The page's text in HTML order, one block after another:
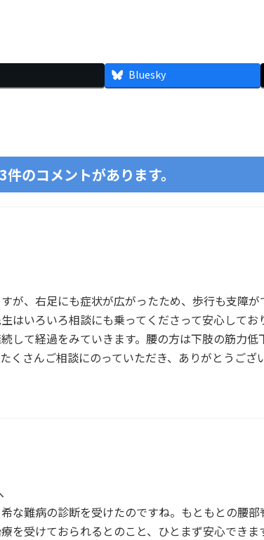
Bluesky
のコメントがあります。
が、右足にも症状が広がったため、歩行も支障
はいろいろ相談にも乗ってくださって安心して
して経過をみていきます。腰の方は下肢の筋力
くさんご相談にのっていただき、ありがとうござ
な難病の診断を受けたのですね。もともとの腰
を受けておられるとのこと、ひとまず安心できま